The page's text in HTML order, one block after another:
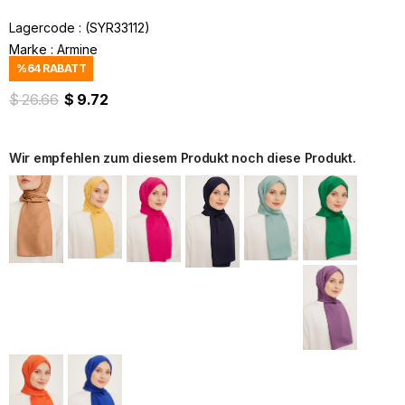
Lagercode
(SYR33112)
Marke : Armine
%64RABATT
$ 26.66 $ 9.72
Wir empfehlen zum diesem Produkt noch diese Produkt.